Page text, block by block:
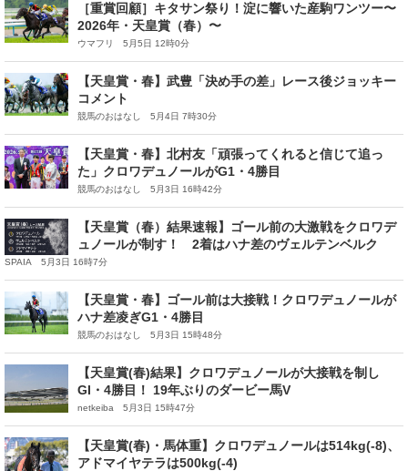
［重賞回顧］キタサン祭り！淀に響いた産駒ワンツー〜
2026年・天皇賞（春）〜
ウマフリ 5月5日 12時0分
【天皇賞・春】武豊「決め手の差」レース後ジョッキー
コメント
競馬のおはなし 5月4日 7時30分
【天皇賞・春】北村友「頑張ってくれると信じて追っ
た」クロワデュノールがG1・4勝目
競馬のおはなし 5月3日 16時42分
【天皇賞（春）結果速報】ゴール前の大激戦をクロワデ
ュノールが制す！ 2着はハナ差のヴェルテンベルク
SPAIA 5月3日 16時7分
【天皇賞・春】ゴール前は大接戦！クロワデュノールが
ハナ差凌ぎG1・4勝目
競馬のおはなし 5月3日 15時48分
【天皇賞(春)結果】クロワデュノールが大接戦を制し
GI・4勝目！ 19年ぶりのダービー馬V
netkeiba 5月3日 15時47分
【天皇賞(春)・馬体重】クロワデュノールは514kg(-8)、
アドマイヤテラは500kg(-4)